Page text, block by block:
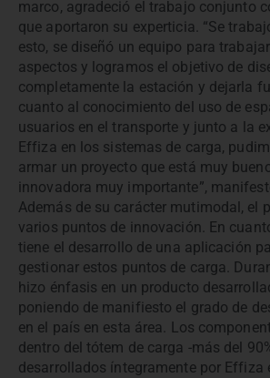
marco, agradeció el trabajo conjunto
que aportaron su experticia. “Se
esto, se diseñó un equipo para
aspectos y logramos el objetivo de
completamente la estación y dejarla
cuanto al conocimiento del uso de
usuarios en el transporte y junto a la
Effiza en los sistemas de carga,
armar un proyecto que está muy
innovadora muy importante”,
Además de su carácter mutimodal, el
varios puntos de innovación. En
tiene el desarrollo de una aplicación
gestionar estos puntos de carga.
hizo énfasis en un producto
poniendo de manifiesto el grado de
en el país en esta área. Los
dentro del tótem de carga -más del
desarrollados íntegramente por Effiza